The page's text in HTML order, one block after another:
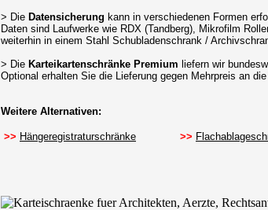
> Die Datensicherung kann in verschiedenen Formen
Daten sind Laufwerke wie RDX (Tandberg), Mikrofilm
weiterhin in einem Stahl Schubladenschrank /
> Die Karteikartenschränke Premium liefern wir
Optional erhalten Sie die Lieferung gegen Mehrpreis an
Weitere Alternativen:
>> Hängeregistraturschränke >>